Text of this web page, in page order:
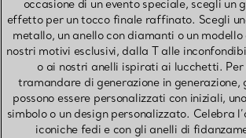
occasione di un evento speciale, scegli un
effetto per un tocco finale raffinato. Scegli
metallo, un anello con diamanti o un
nostri motivi esclusivi, dalla T alle
o ai nostri anelli ispirati ai lucchetti. Per
tramandare di generazione in generazione,
possono essere personalizzati con iniziali,
simbolo o un design personalizzato. Celebra
iconiche fedi e con gli anelli di